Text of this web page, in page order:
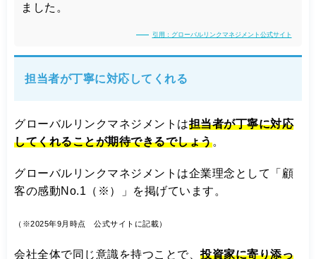
ました。
引用：グローバルリンクマネジメント公式サイト
担当者が丁寧に対応してくれる
グローバルリンクマネジメントは担当者が丁寧に対応
してくれることが期待できるでしょう。
グローバルリンクマネジメントは企業理念として「顧
客の感動No.1（※）」を掲げています。
（※2025年9月時点 公式サイトに記載）
会社全体で同じ意識を持つことで、投資家に寄り添っ